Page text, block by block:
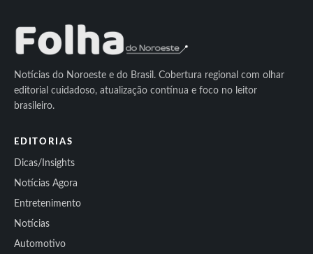
Notícias do Noroeste e do Brasil. Cobertura regional com olhar
editorial cuidadoso, atualização contínua e foco no leitor
brasileiro.
EDITORIAS
Dicas/Insights
Notícias Agora
Entretenimento
Notícias
Automotivo